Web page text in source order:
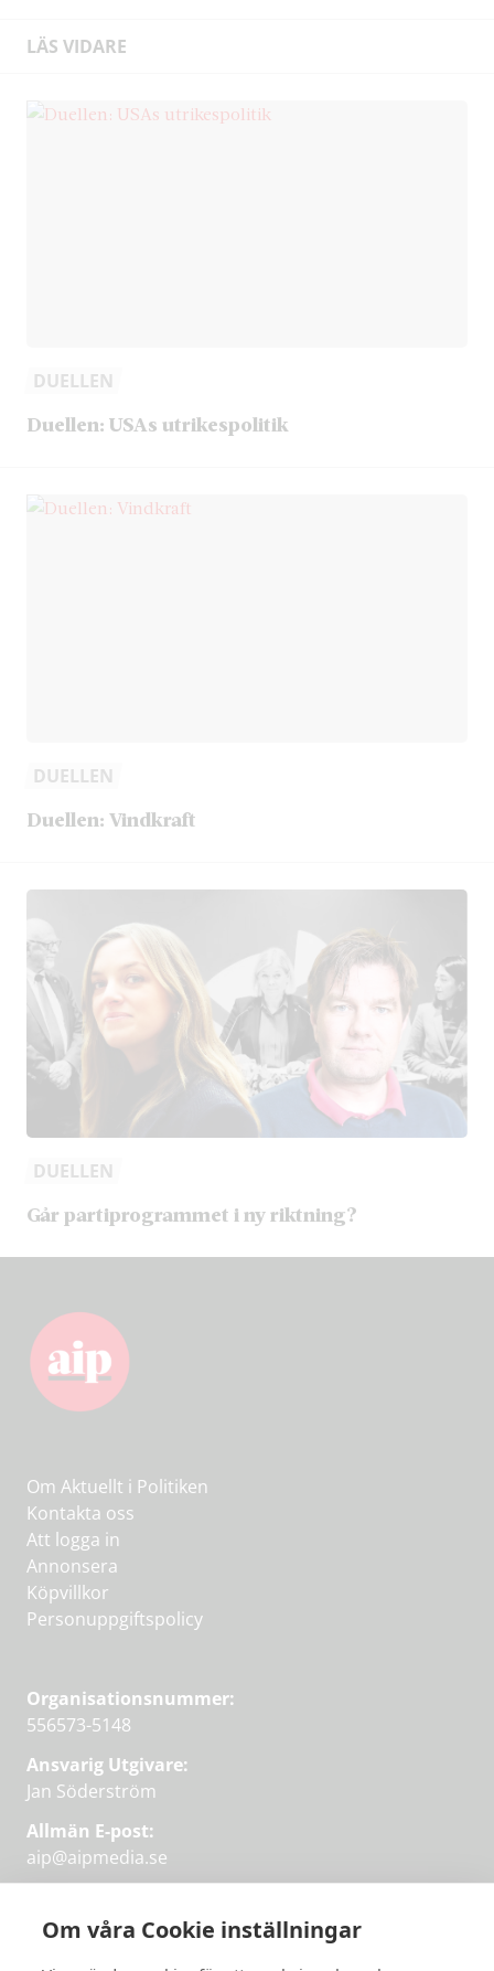
Om våra Cookie inställningar
LÄS VIDARE
DUELLEN
Duellen: USAs utrikespolitik
DUELLEN
Duellen: Vindkraft
DUELLEN
Går partiprogrammet i ny riktning?
Om Aktuellt i Politiken
Kontakta oss
Att logga in
Annonsera
Köpvillkor
Personuppgiftspolicy
Organisationsnummer:
556573-5148
Ansvarig Utgivare:
Jan Söderström
Allmän E-post:
aip@aipmedia.se
aip@flowyinfo.seeller 08-1210 60 40.